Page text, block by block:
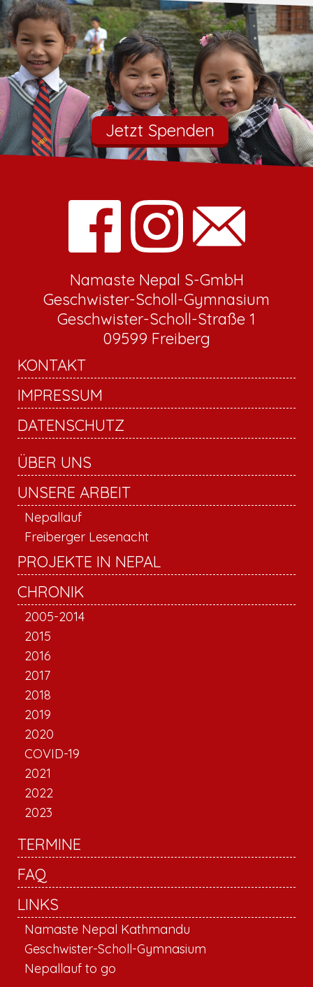
Jetzt Spenden
Namaste Nepal S-GmbH
Geschwister-Scholl-Gymnasium
Geschwister-Scholl-Straße 1
09599 Freiberg
KONTAKT
IMPRESSUM
DATENSCHUTZ
ÜBER UNS
UNSERE ARBEIT
Nepallauf
Freiberger Lesenacht
PROJEKTE IN NEPAL
CHRONIK
2005-2014
2015
2016
2017
2018
2019
2020
COVID-19
2021
2022
2023
TERMINE
FAQ
LINKS
Namaste Nepal Kathmandu
Geschwister-Scholl-Gymnasium
Nepallauf to go